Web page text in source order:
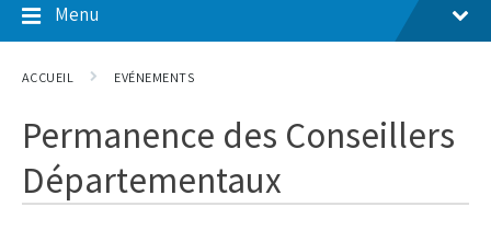
Menu
ACCUEIL EVÉNEMENTS
Permanence des Conseillers
Départementaux